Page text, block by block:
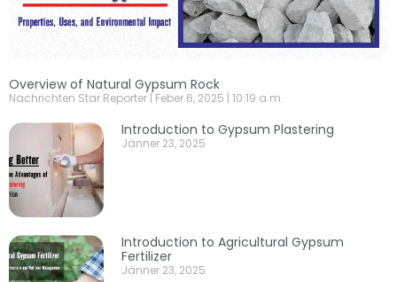
Overview of Natural Gypsum Rock
Nachrichten Star Reporter Feber 6, 2025 10:19 a.m.
Introduction to Gypsum Plastering
Jänner 23, 2025
Introduction to Agricultural Gypsum
Fertilizer
Jänner 23, 2025